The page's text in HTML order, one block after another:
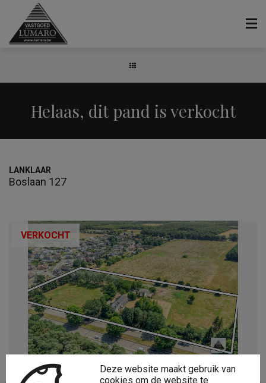
Helaas, dit pand is verkocht
LANKLAAR
Boslaan 127
VERKOCHT
Deze website maakt gebruik van
cookies om de website te